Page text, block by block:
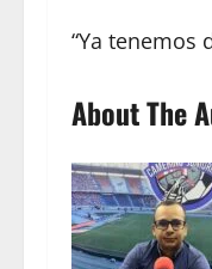
“Ya tenemos
About The